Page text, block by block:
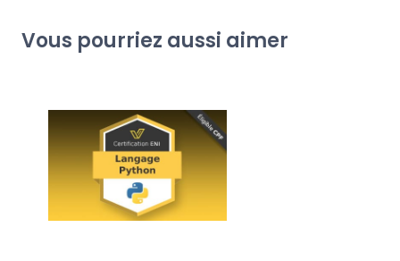
Vous pourriez aussi aimer